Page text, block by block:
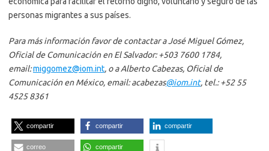
personas migrantes a sus países.
Para más información favor de contactar a José Miguel Gómez,
Oficial de Comunicación en El Salvador: +503 7600 1784,
email:miggomez@iom.int, o a Alberto Cabezas, Oficial de
Comunicación en México, email:acabezas@iom.int, tel.: +52 55
4525 8361
compartir compartir compartir
correo compartir